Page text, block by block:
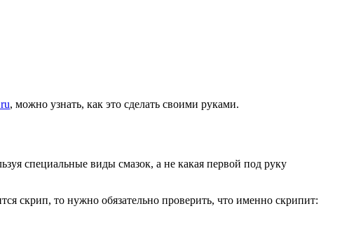
, можно узнать, как это сделать своими руками.
специальные виды смазок, а не какая первой под руку
скрип, то нужно обязательно проверить, что именно скрипит: